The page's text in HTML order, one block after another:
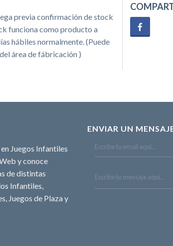
previa confirmación de stock
funciona como producto a
hábiles normalmente. (Puede
área de fábricación )
Juegos Infantiles
y conoce
de distintas
Infantiles,
Juegos de Plaza y
ENVIAR UN